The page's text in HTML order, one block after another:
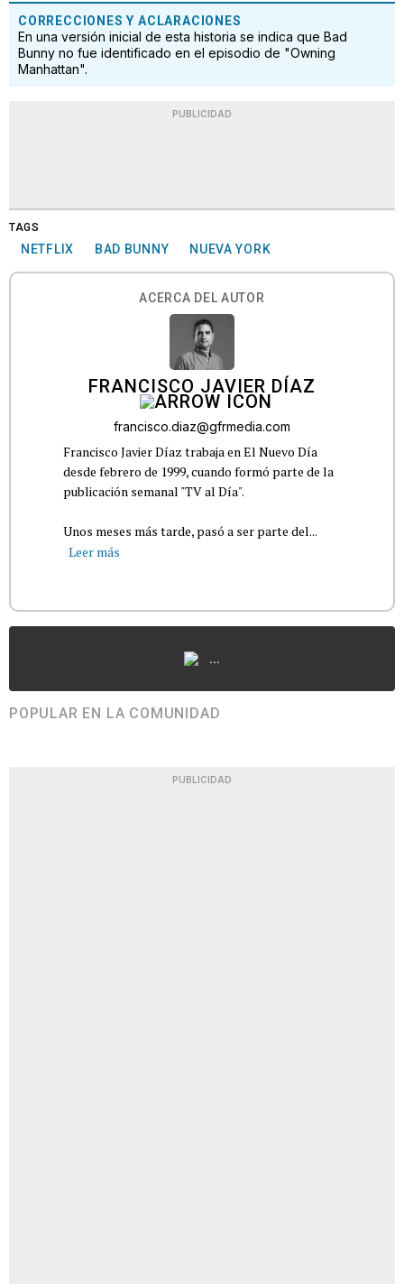
CORRECCIONES Y ACLARACIONES
En una versión inicial de esta historia se indica que Bad
Bunny no fue identificado en el episodio de "Owning
Manhattan".
PUBLICIDAD
TAGS
NETFLIX BAD BUNNY NUEVA YORK
ACERCA DEL AUTOR
FRANCISCO JAVIER DÍAZ
francisco.diaz@gfrmedia.com
Francisco Javier Díaz trabaja en El Nuevo Día
desde febrero de 1999, cuando formó parte de la
publicación semanal "TV al Día".
Unos meses más tarde, pasó a ser parte del...
Leer más
...
POPULAR EN LA COMUNIDAD
PUBLICIDAD